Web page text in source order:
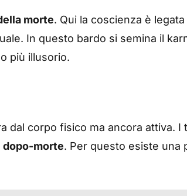
morte. Qui la coscienza è
In questo bardo si semina il
più illusorio.
dal corpo fisico ma ancora attiva.
dopo-morte. Per questo esiste una